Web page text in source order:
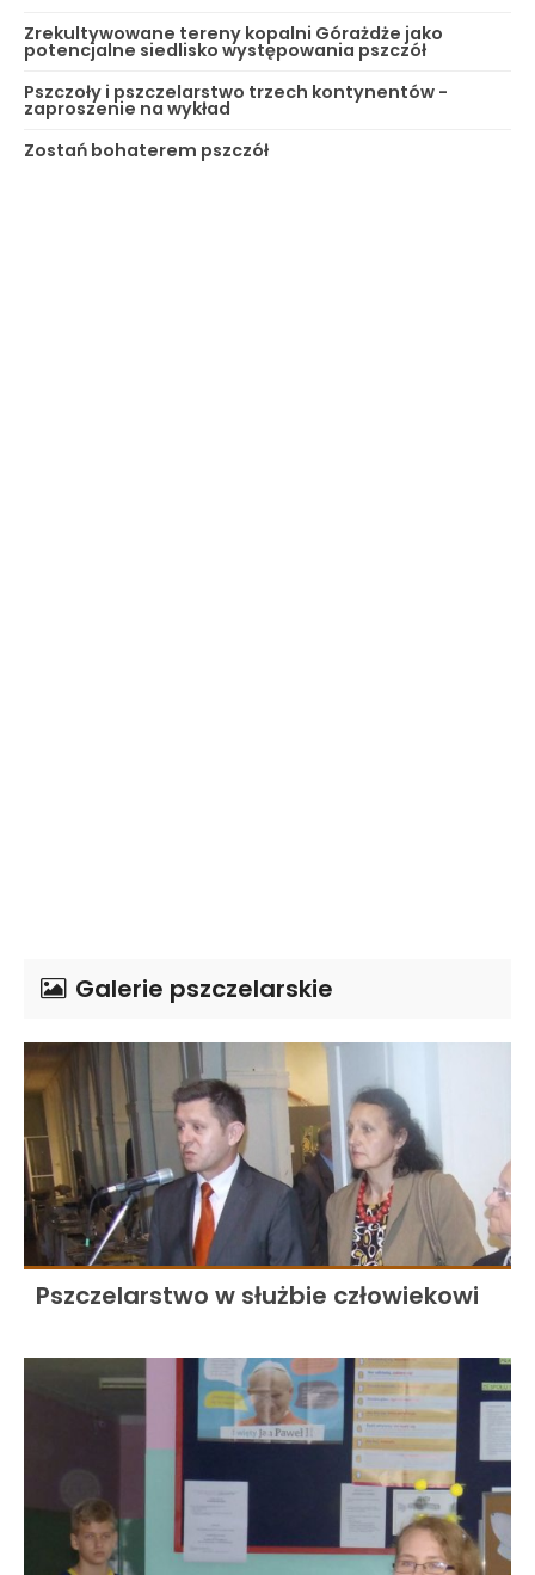
Zrekultywowane tereny kopalni Górażdże jako
potencjalne siedlisko występowania pszczół
Pszczoły i pszczelarstwo trzech kontynentów -
zaproszenie na wykład
Zostań bohaterem pszczół
Galerie pszczelarskie
Pszczelarstwo w służbie człowiekowi